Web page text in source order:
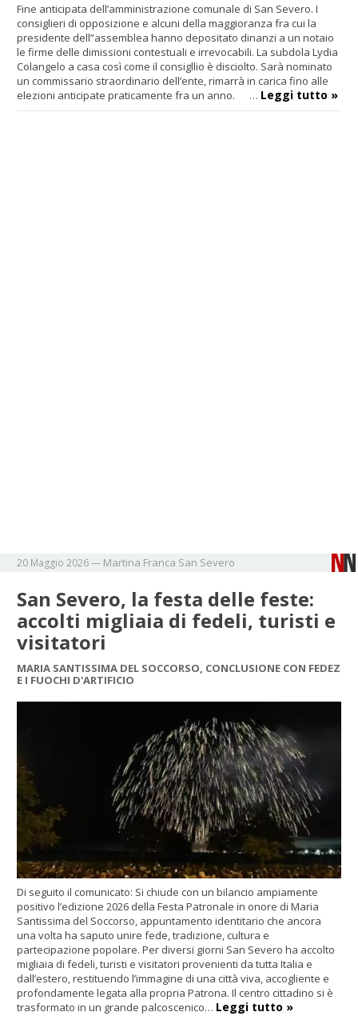
Fine anticipata dell’amministrazione comunale di San Severo. I
consiglieri di opposizione e alcuni della maggioranza fra cui la
presidente dell”assemblea hanno depositato dinanzi a un notaio
le firme delle dimissioni contestuali e irrevocabili. La subdola Lydia
Colangelo a casa così come il consigllio è disciolto. Sarà nominato
un commissario straordinario dell’ente, rimarrà in carica fino alle
elezioni anticipate praticamente fra un anno. … Leggi tutto »
20 Maggio 2026— Martina Franca San Severo
San Severo, la festa delle feste:
accolti migliaia di fedeli, turisti e
visitatori
MARIA SANTISSIMA DEL SOCCORSO, CONCLUSIONE CON FEDEZ
E I FUOCHI D'ARTIFICIO
Di seguito il comunicato: Si chiude con un bilancio ampiamente
positivo l’edizione 2026 della Festa Patronale in onore di Maria
Santissima del Soccorso, appuntamento identitario che ancora
una volta ha saputo unire fede, tradizione, cultura e
partecipazione popolare. Per diversi giorni San Severo ha accolto
migliaia di fedeli, turisti e visitatori provenienti da tutta Italia e
dall’estero, restituendo l’immagine di una città viva, accogliente e
profondamente legata alla propria Patrona. Il centro cittadino si è
trasformato in un grande palcoscenico… Leggi tutto »